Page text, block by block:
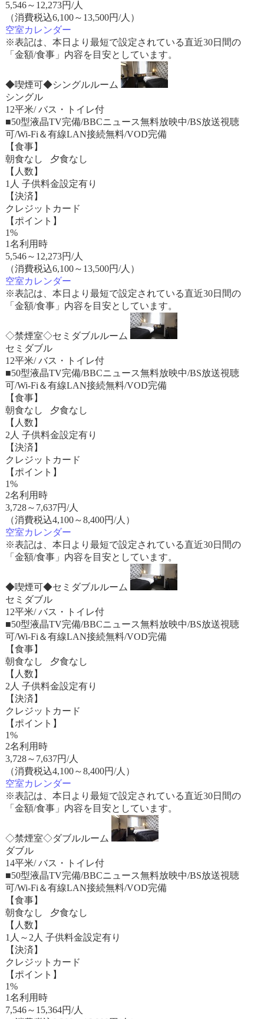
5,546～ 12,273円/人
（消費税込6,100～13,500円/人）
空室カレンダー
※表記は、本日より最短で設定されている直近30日間の
「金額/食事」内容を目安としています。
◆喫煙可◆シングルルーム
シングル
12平米/ バス・トイレ付
■50型液晶TV完備/BBCニュース無料放映中/BS放送視聴
可/Wi-Fi＆有線LAN接続無料/VOD完備
【食事】
朝食なし 夕食なし
【人数】
1人 子供料金設定有り
【決済】
クレジットカード
【ポイント】
1%
1名利用時
5,546～ 12,273円/人
（消費税込6,100～13,500円/人）
空室カレンダー
※表記は、本日より最短で設定されている直近30日間の
「金額/食事」内容を目安としています。
◇禁煙室◇セミダブルルーム
セミダブル
12平米/ バス・トイレ付
■50型液晶TV完備/BBCニュース無料放映中/BS放送視聴
可/Wi-Fi＆有線LAN接続無料/VOD完備
【食事】
朝食なし 夕食なし
【人数】
2人 子供料金設定有り
【決済】
クレジットカード
【ポイント】
1%
2名利用時
3,728～ 7,637円/人
（消費税込4,100～8,400円/人）
空室カレンダー
※表記は、本日より最短で設定されている直近30日間の
「金額/食事」内容を目安としています。
◆喫煙可◆セミダブルルーム
セミダブル
12平米/ バス・トイレ付
■50型液晶TV完備/BBCニュース無料放映中/BS放送視聴
可/Wi-Fi＆有線LAN接続無料/VOD完備
【食事】
朝食なし 夕食なし
【人数】
2人 子供料金設定有り
【決済】
クレジットカード
【ポイント】
1%
2名利用時
3,728～ 7,637円/人
（消費税込4,100～8,400円/人）
空室カレンダー
※表記は、本日より最短で設定されている直近30日間の
「金額/食事」内容を目安としています。
◇禁煙室◇ダブルルーム
ダブル
14平米/ バス・トイレ付
■50型液晶TV完備/BBCニュース無料放映中/BS放送視聴
可/Wi-Fi＆有線LAN接続無料/VOD完備
【食事】
朝食なし 夕食なし
【人数】
1人～2人 子供料金設定有り
【決済】
クレジットカード
【ポイント】
1%
1名利用時
7,546～ 15,364円/人